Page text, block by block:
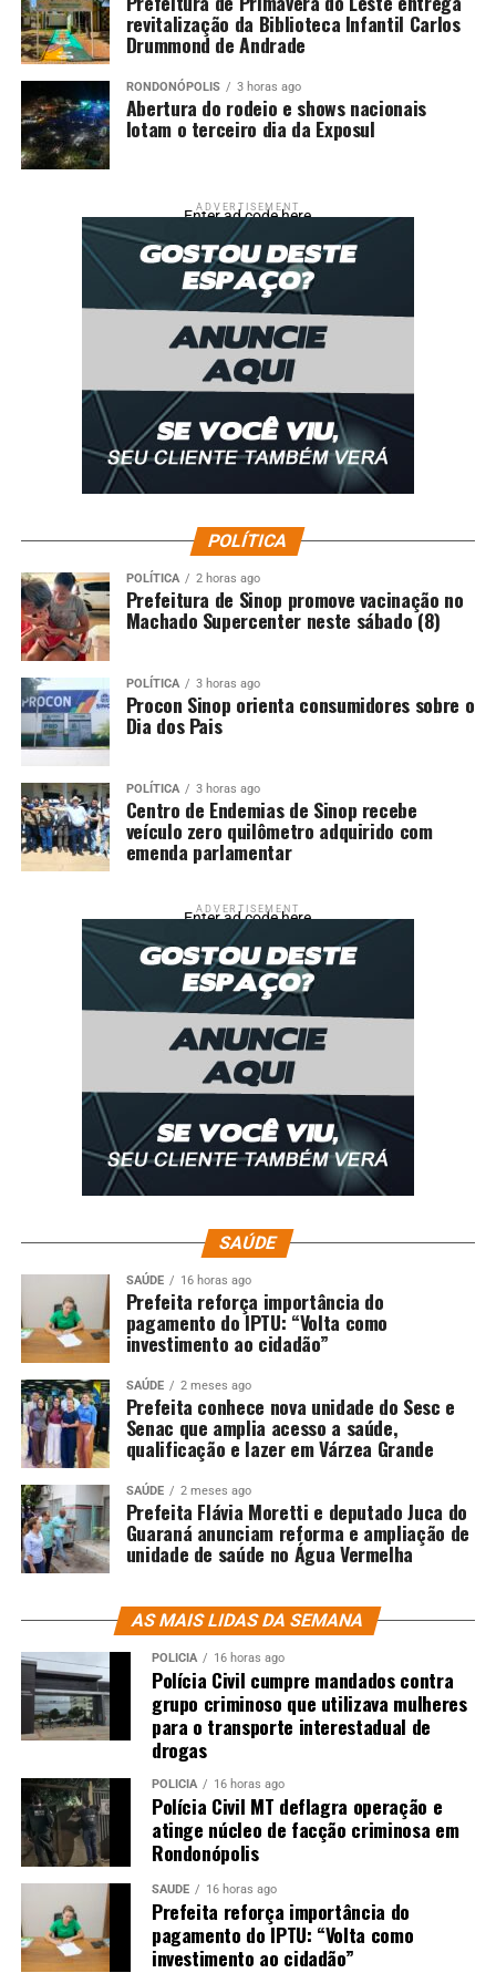
revitalização da Biblioteca Infantil Carlos
Drummond de Andrade
RONDONÓPOLIS 3 horas ago
Abertura do rodeio e shows nacionais
lotam o terceiro dia da Exposul
ADVERTISEMENT
Enter ad code here
POLÍTICA
POLÍTICA 2 horas ago
Prefeitura de Sinop promove vacinação no
Machado Supercenter neste sábado (8)
POLÍTICA 3 horas ago
Procon Sinop orienta consumidores sobre o
Dia dos Pais
POLÍTICA 3 horas ago
Centro de Endemias de Sinop recebe
veículo zero quilômetro adquirido com
emenda parlamentar
ADVERTISEMENT
Enter ad code here
SAÚDE
SAÚDE 16 horas ago
Prefeita reforça importância do
pagamento do IPTU: “Volta como
investimento ao cidadão”
SAÚDE 2 meses ago
Prefeita conhece nova unidade do Sesc e
Senac que amplia acesso a saúde,
qualificação e lazer em Várzea Grande
SAÚDE 2 meses ago
Prefeita Flávia Moretti e deputado Juca do
Guaraná anunciam reforma e ampliação de
unidade de saúde no Água Vermelha
AS MAIS LIDAS DA SEMANA
POLÍCIA 16 horas ago
Polícia Civil cumpre mandados contra
grupo criminoso que utilizava mulheres
para o transporte interestadual de
drogas
POLÍCIA 16 horas ago
Polícia Civil MT deflagra operação e
atinge núcleo de facção criminosa em
Rondonópolis
SAÚDE 16 horas ago
Prefeita reforça importância do
pagamento do IPTU: “Volta como
investimento ao cidadão”